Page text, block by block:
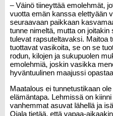
– Väinö tiineyttää emolehmät,
vuotta emän kanssa elettyään
seuraavaan paikkaan
tunne nimeltä, mutta on
tulevat rapsuteltavaksi. Maitoa
tuottavat vasikoita, se on se
rodun, kilojen ja sukupuolen
emolehmiä, joskin vasikka
hyväntuulinen maajussi
Maatalous ei tunnetustikaan
elämäntapa. Lehmissä on
vanhemmat asuvat lähellä ja
Ojala tietää, että vapaa-